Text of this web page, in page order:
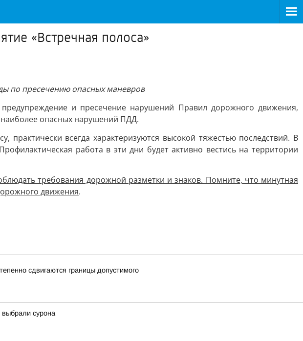
«Встречная полоса»
по пресечению опасных маневров
и пресечение нарушений Правил дорожного движения,
опасных нарушений ПДД.
всегда характеризуются высокой тяжестью последствий. В
работа в эти дни будет активно вестись на территории
требования дорожной разметки и знаков. Помните, что минутная
движения.
сдвигаются границы допустимого
сурона